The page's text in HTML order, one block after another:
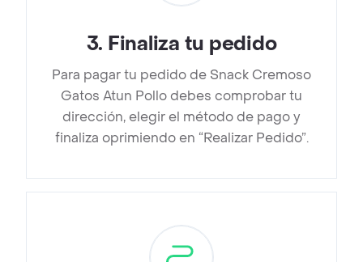
3. Finaliza tu pedido
Para pagar tu pedido de Snack Cremoso
Gatos Atun Pollo debes comprobar tu
dirección, elegir el método de pago y
finaliza oprimiendo en “Realizar Pedido”.